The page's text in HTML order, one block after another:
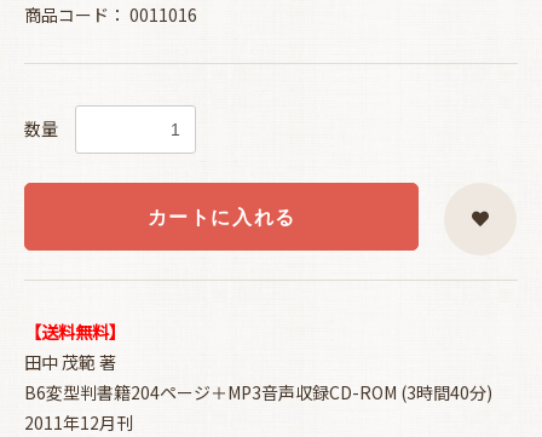
商品コード： 0011016
数量
カートに入れる
【送料無料】
田中 茂範 著
B6変型判書籍204ページ＋MP3音声収録CD-ROM (3時間40分)
2011年12月刊